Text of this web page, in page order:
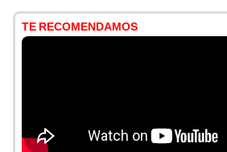
TE RECOMENDAMOS